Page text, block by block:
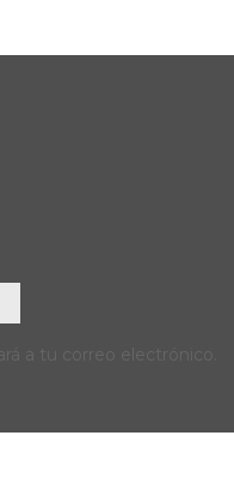
a tu correo electrónico.